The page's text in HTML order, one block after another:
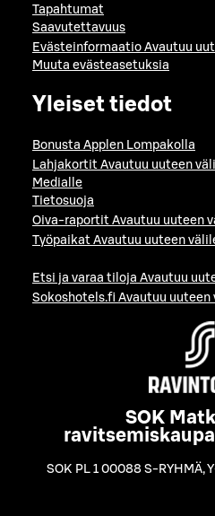
Tapahtumat
Saavutettavuus
Evästeinformaatio Avautuu
Muuta evästeasetuksia
Yleiset tiedot
Bonusta Applen Lompakolla
Lahjakortit Avautuu uuteen
Medialle
Tietosuoja
Oiva-raportit Avautuu uuteen
Työpaikat Avautuu uuteen
Etsi ja varaa tiloja Avautuu
Sokoshotels.fi Avautuu uuteen
SOK
SOK PL 1 00088 S-RYHMÄ,